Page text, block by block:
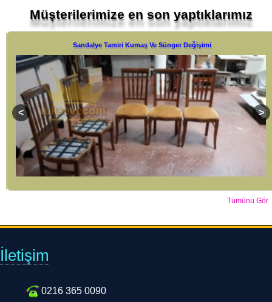
Müşterilerimize en son yaptıklarımız
Sandalye Tamiri Kumaş Ve Sünger Değişimi
Tümünü Gör
İletişim
0216 365 0090